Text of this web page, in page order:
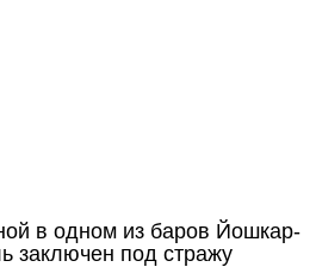
в одном из баров Йошкар-
заключен под стражу